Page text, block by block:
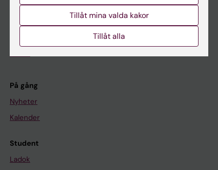
Utbildning
Forskarutbildning
På gång
Nyheter
Kalender
Student
Ladok
Tillåt mina valda kakor
Tillåt alla